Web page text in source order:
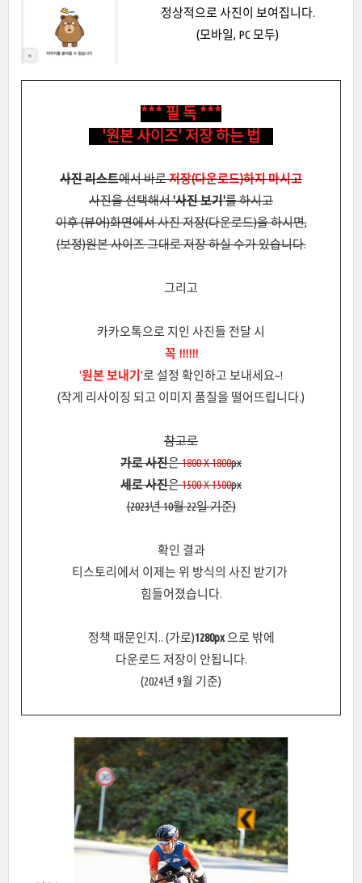
정상적으로 사진이 보여집니다.
(모바일, PC 모두)
*** 필 독 ***
'원본 사이즈' 저장 하는 법
사진 리스트에서 바로저장(다운로드)하지 마시고
사진을 선택해서'사진 보기'를 하시고
이후 (뷰어)화면에서사진 저장(다운로드)을 하시면,
(보정)원본 사이즈 그대로 저장 하실 수가 있습니다.
그리고
카카오톡으로 지인 사진들 전달 시
꼭 !!!!!!
'원본 보내기 '로 설정 확인하고 보내세요~!
(작게 리사이징 되고 이미지 품질을 떨어뜨립니다.)
참고로
가로 사진은1800 X 1800px
세로 사진은1500 X 1500px
(2023년 10월 22일 기준)
확인 결과
티스토리에서 이제는 위 방식의 사진 받기가
힘들어졌습니다.
정책 때문인지.. (가로)1280px으로 밖에
다운로드 저장이 안됩니다.
(2024년 9월 기준)